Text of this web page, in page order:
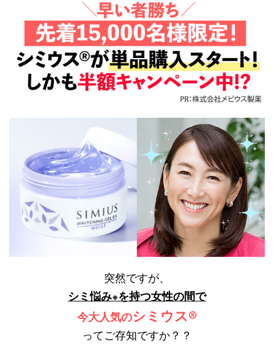
突然ですが、
シミ悩み※を持つ女性の間で
今大人気のシミウス®
ってご存知ですか？？